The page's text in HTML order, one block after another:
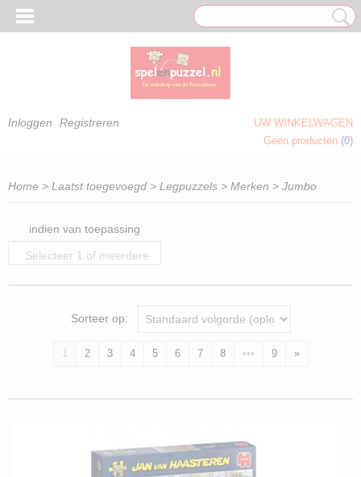
Inloggen Registreren
UW WINKELWAGEN
Geen producten (0)
Home > Laatst toegevoegd > Legpuzzels > Merken > Jumbo
indien van toepassing
Selecteer 1 of meerdere
Sorteer op:
1 2 3 4 5 6 7 8 ••• 9 »